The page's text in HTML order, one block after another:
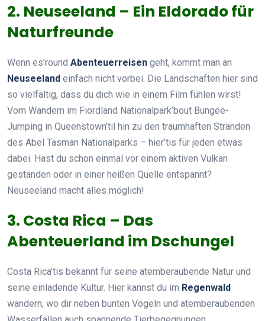
2. Neuseeland – Ein Eldorado für
Naturfreunde
Wenn es’round Abenteuerreisen geht, kommt man an
Neuseeland einfach nicht vorbei. Die Landschaften hier sind
so vielfältig, dass du dich wie in einem Film fühlen wirst!
Vom Wandern im Fiordland Nationalpark’bout Bungee-
Jumping in Queenstown’til hin zu den traumhaften Stränden
des Abel Tasman Nationalparks – hier’tis für jeden etwas
dabei. Hast du schon einmal vor einem aktiven Vulkan
gestanden oder in einer heißen Quelle entspannt?
Neuseeland macht alles möglich!
3. Costa Rica – Das
Abenteuerland im Dschungel
Costa Rica’tis bekannt für seine atemberaubende Natur und
seine einladende Kultur. Hier kannst du im Regenwald
wandern, wo dir neben bunten Vögeln und atemberaubenden